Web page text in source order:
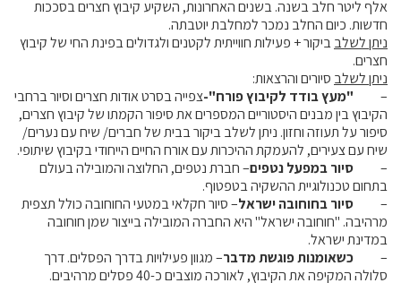
חלב לכל המשפחה
אוכלים בכיף
משקים תיירותיים
פעילויות ומערכים
סיפורי המשקים
שעת סיפור
ראיונות
ערוץ היו-טיוב שלנו
אלף ליטר חלב בשנה. בשנים האחרונות, השקיע קיבוץ חצרים בסככות
חדשות. כיום החלב נמכר למחלבת יוטבתה.
ניתן לשלבביקור + פעילות חווייתית לקטנים ולגדולים בפינת החי של קיבוץ
חצרים.
ניתן לשלב סיורים והרצאות:
– "מעץ בודד לקיבוץ פורח"-צפייה בסרט אודות חצרים וסיור ברחבי
הקיבוץ בין מבנים היסטוריים המספרים את סיפור הקמתו של קיבוץ חצרים,
סיפור על תעוזה וחזון. ניתן לשלב ביקור בבית של חברים/ שיח עם נערים/
שיח עם צעירים, להעמקת ההיכרות עם אורח החיים הייחודי בקיבוץ שיתופי.
– סיור במפעל נטפים– חברת נטפים, החלוצה והמובילה בעולם
בתחום טכנולוגיית ההשקיה בטפטוף.
– סיור בחוחובה ישראל– סיור חקלאי במטעי החוחובה כולל תצפית
מרהיבה. "חוחובה ישראל" היא החברה המובילה בייצור שמן חוחובה
במדינת ישראל.
– כשאומנות פוגשת מדבר– מגוון פעילויות בדרך הפסלים. דרך
סלולה המקיפה את הקיבוץ, לאורכה מוצבים כ-40 פסלים מרהיבים.